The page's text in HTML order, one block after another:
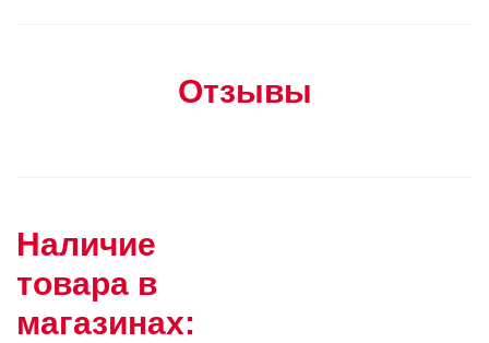
Отзывы
Наличие
товара в
магазинах: